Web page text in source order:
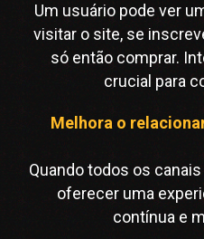
Um usuário pode ver
visitar o site, se
só então comprar.
crucial para
Melhora o
Quando todos os canais
oferecer uma
contínua e